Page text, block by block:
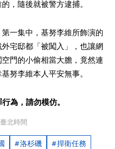
，隨後就被警方逮捕。
一集中，基努李維所飾演的
宅邸都「被闖入」，也讓網
門的小偷相當大膽，竟然連
努李維本人平安無事。
為，請勿模仿。
北時間
洛杉磯 捍衛任務